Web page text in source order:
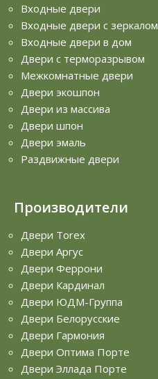
Входные двери
Входные двери с зеркалом
Входные двери в дом
Двери с терморазрывом
Межкомнатные двери
Двери экошпон
Двери из массива
Двери шпон
Двери эмаль
Раздвижные двери
Производители
Двери Torex
Двери Аргус
Двери Феррони
Двери Кардинал
Двери ЮДМ-Группа
Двери Белорусские
Двери Гармония
Двери Оптима Порте
Двери Эллада Порте